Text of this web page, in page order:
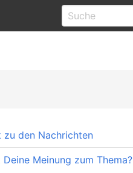
zu den Nachrichten
Deine Meinung zum Thema?